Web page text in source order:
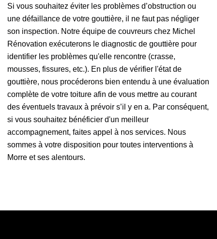
Si vous souhaitez éviter les problèmes d’obstruction ou
une défaillance de votre gouttière, il ne faut pas négliger
son inspection. Notre équipe de couvreurs chez Michel
Rénovation exécuterons le diagnostic de gouttière pour
identifier les problèmes qu'elle rencontre (crasse,
mousses, fissures, etc.). En plus de vérifier l'état de
gouttière, nous procéderons bien entendu à une évaluation
complète de votre toiture afin de vous mettre au courant
des éventuels travaux à prévoir s’il y en a. Par conséquent,
si vous souhaitez bénéficier d'un meilleur
accompagnement, faites appel à nos services. Nous
sommes à votre disposition pour toutes interventions à
Morre et ses alentours.